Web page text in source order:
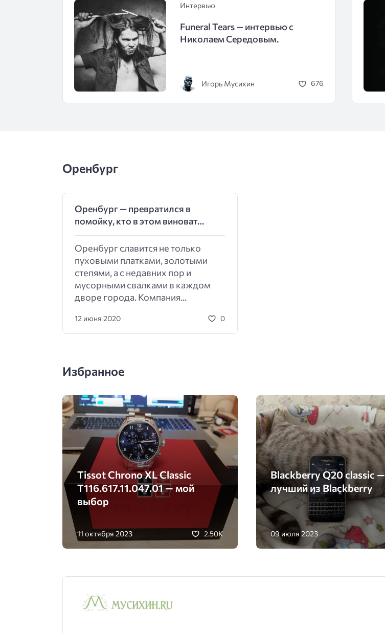
Интервью
Funeral Tears — интервью с
Николаем Середовым.
Игорь Мусихин 676
Оренбург
Оренбург — превратился в
помойку, кто в этом виноват…
Оренбург славится не только
пуховыми платками, золотыми
степями, а с недавних пор и
мусорными свалками в каждом
дворе города. Компания...
12 июня 2020 0
Избранное
Tissot Chrono XL Classic
T116.617.11.047.01 — мой
выбор
11 октября 2023 2.50K
Blackberry Q20 classic —
лучший из Blackberry
09 июля 2023